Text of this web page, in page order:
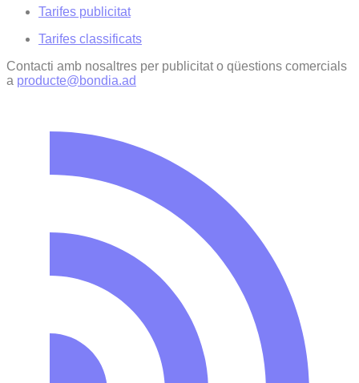
Tarifes publicitat
Tarifes classificats
Contacti amb nosaltres per publicitat o qüestions comercials
a producte@bondia.ad